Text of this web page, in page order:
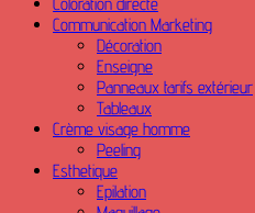
Communication Marketing
Décoration
Enseigne
Panneaux tarifs extérieur
Tableaux
Crème visage homme
Peeling
Esthetique
Epilation